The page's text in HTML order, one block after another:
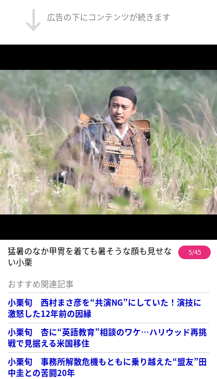
広告の下にコンテンツが続きます
猛暑のなか甲冑を着ても暑そうな顔も見せな
い小栗
5/45
おすすめ関連記事
小栗旬 西村まさ彦を“共演NG”にしていた！演技に
激怒した12年前の因縁
小栗旬 杏に“英語教育”相談のワケ…ハリウッド再挑
戦で見据える米国移住
小栗旬 事務所解散危機もともに乗り越えた“盟友”田
中圭との苦闘20年